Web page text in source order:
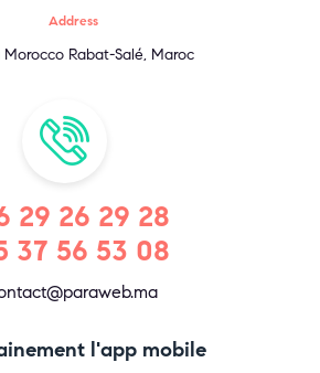
Address
Rabat-Salé, Maroc
29 26 29 28
37 56 53 08
l'app mobile